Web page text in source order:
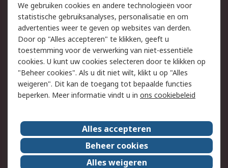
Track & Trace
Wettelijk
Cookiebeleid
Email veiligheid
Privacybeleid
Websitevoorwaarden
Algemene
verkoopvoorwaarden
Over RS
RS Group
Over ons
RS wereldwijd
Werken bij RS
We gebruiken cookies en andere technologieën voor
statistische gebruiksanalyses, personalisatie en om
advertenties weer te geven op websites van derden.
Door op "Alles accepteren" te klikken, geeft u
toestemming voor de verwerking van niet-essentiële
cookies. U kunt uw cookies selecteren door te klikken op
"Beheer cookies". Als u dit niet wilt, klikt u op "Alles
weigeren". Dit kan de toegang tot bepaalde functies
beperken. Meer informatie vindt u in ons cookiebeleid
Alles accepteren
Beheer cookies
Alles weigeren